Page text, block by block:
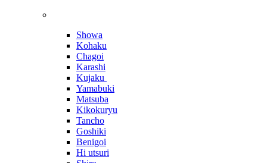
Showa
Kohaku
Chagoi
Karashi
Kujaku
Yamabuki
Matsuba
Kikokuryu
Tancho
Goshiki
Benigoi
Hi utsuri